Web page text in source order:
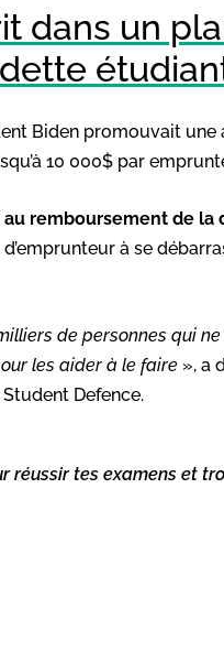
dans un
Biden promouvait
10 000$ par
remboursement de
à se
de personnes qui
les aider à le faire », a
Defence.
réussir tes examens et